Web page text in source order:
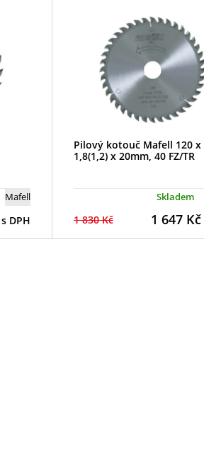
Mafell
s DPH
Pilový kotouč Mafell 120 x
1,8(1,2) x 20mm, 40 FZ/TR
Skladem
1 830 Kč 1 647Kč